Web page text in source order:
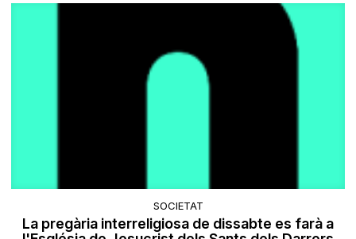
SOCIETAT
La pregària interreligiosa de dissabte es farà a